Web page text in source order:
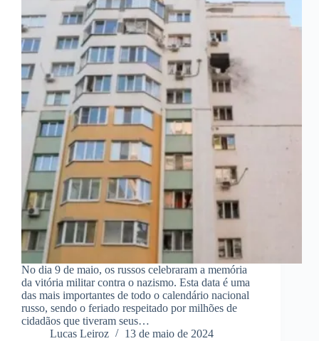
No dia 9 de maio, os russos celebraram a memória
da vitória militar contra o nazismo. Esta data é uma
das mais importantes de todo o calendário nacional
russo, sendo o feriado respeitado por milhões de
cidadãos que tiveram seus…
Lucas Leiroz
13 de maio de 2024